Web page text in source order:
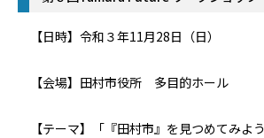
【日時】令和３年11月28日（日）
【会場】田村市役所 多目的ホール
【テーマ】「『田村市』を見つめてみよう